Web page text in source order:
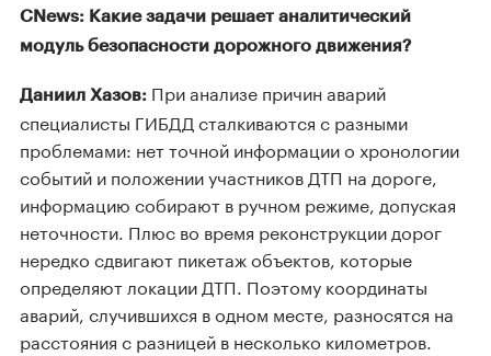
CNews: Какие задачи решает аналитический
модуль безопасности дорожного движения?
Даниил Хазов: При анализе причин аварий
специалисты ГИБДД сталкиваются с разными
проблемами: нет точной информации о хронологии
событий и положении участников ДТП на дороге,
информацию собирают в ручном режиме, допуская
неточности. Плюс во время реконструкции дорог
нередко сдвигают пикетаж объектов, которые
определяют локации ДТП. Поэтому координаты
аварий, случившихся в одном месте, разносятся на
расстояния с разницей в несколько километров.